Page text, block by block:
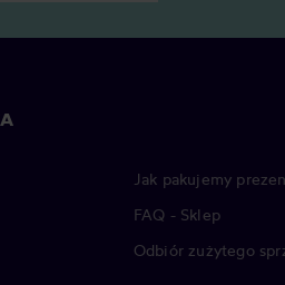
Jak pakujemy
FAQ - Sklep
Odbiór zużytego